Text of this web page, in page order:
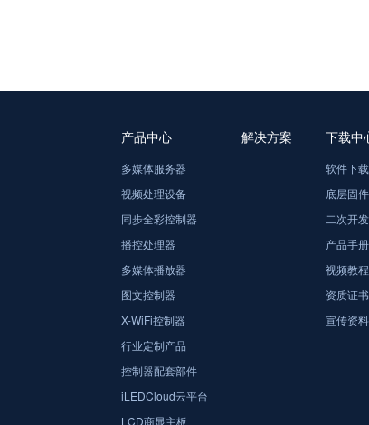
产品中心
多媒体服务器
视频处理设备
同步全彩控制器
播控处理器
多媒体播放器
图文控制器
X-WiFi控制器
行业定制产品
控制器配套部件
iLEDCloud云平台
LCD商显主板
解决方案 下载中
软件下载
底层固件
二次开
产品手册
视频教程
资质证书
宣传资料